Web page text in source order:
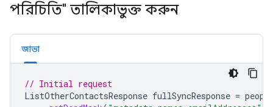
পরিচিতি" তালিকাভুক্ত করুন
জাভা
// Initial request
ListOtherContactsResponse fullSyncResponse =